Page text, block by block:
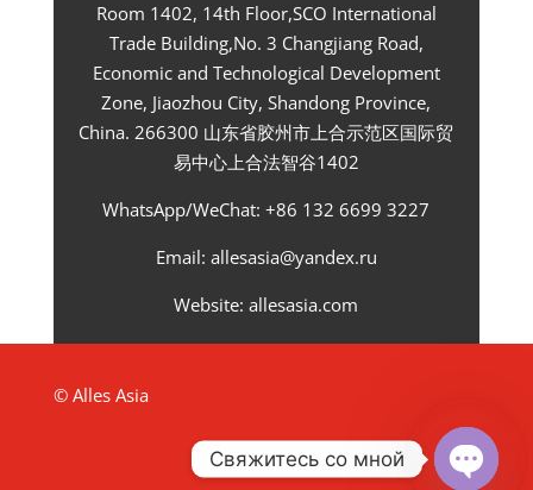
Room 1402, 14th Floor,SCO International
Trade Building,No. 3 Changjiang Road,
Economic and Technological Development
Zone, Jiaozhou City, Shandong Province,
China. 266300 山东省胶州市上合示范区国际贸
易中心上合法智谷1402
WhatsApp/WeChat: +86 132 6699 3227
Email: allesasia@yandex.ru
Website:allesasia.com
© Alles Asia
Свяжитесь со мной